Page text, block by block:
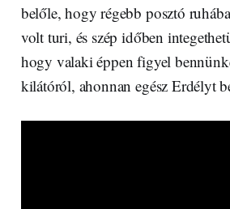
belőle, hogy régebb posztó
volt turi, és szép időben
hogy valaki éppen figyel
kilátóról, ahonnan egész Erdélyt